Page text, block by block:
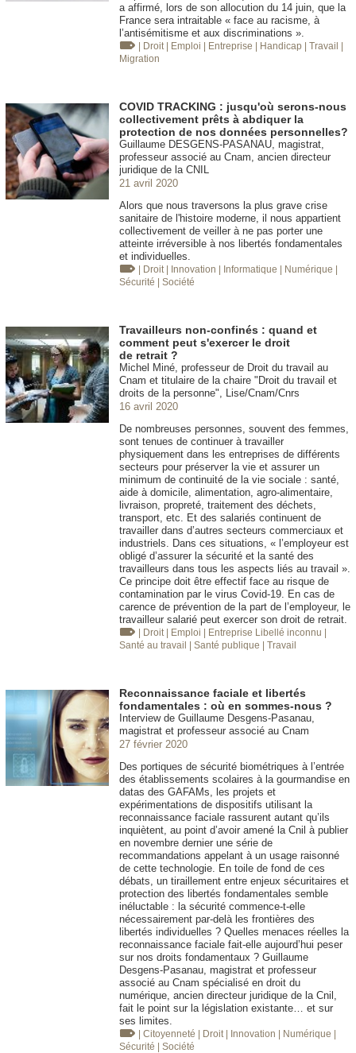
a affirmé, lors de son allocution du 14 juin, que la
France sera intraitable « face au racisme, à
l’antisémitisme et aux discriminations ».
| Droit | Emploi | Entreprise | Handicap | Travail |
Migration
COVID TRACKING : jusqu'où serons-nous
collectivement prêts à abdiquer la
protection de nos données personnelles?
Guillaume DESGENS-PASANAU, magistrat,
professeur associé au Cnam, ancien directeur
juridique de la CNIL
21 avril 2020
Alors que nous traversons la plus grave crise
sanitaire de l'histoire moderne, il nous appartient
collectivement de veiller à ne pas porter une
atteinte irréversible à nos libertés fondamentales
et individuelles.
| Droit | Innovation | Informatique | Numérique |
Sécurité | Société
Travailleurs non-confinés : quand et
comment peut s'exercer le droit
de retrait ?
Michel Miné, professeur de Droit du travail au
Cnam et titulaire de la chaire "Droit du travail et
droits de la personne", Lise/Cnam/Cnrs
16 avril 2020
De nombreuses personnes, souvent des femmes,
sont tenues de continuer à travailler
physiquement dans les entreprises de différents
secteurs pour préserver la vie et assurer un
minimum de continuité de la vie sociale : santé,
aide à domicile, alimentation, agro-alimentaire,
livraison, propreté, traitement des déchets,
transport, etc. Et des salariés continuent de
travailler dans d’autres secteurs commerciaux et
industriels. Dans ces situations, « l’employeur est
obligé d’assurer la sécurité et la santé des
travailleurs dans tous les aspects liés au travail ».
Ce principe doit être effectif face au risque de
contamination par le virus Covid-19. En cas de
carence de prévention de la part de l’employeur, le
travailleur salarié peut exercer son droit de retrait.
| Droit | Emploi | Entreprise Libellé inconnu |
Santé au travail | Santé publique | Travail
Reconnaissance faciale et libertés
fondamentales : où en sommes-nous ?
Interview de Guillaume Desgens-Pasanau,
magistrat et professeur associé au Cnam
27 février 2020
Des portiques de sécurité biométriques à l’entrée
des établissements scolaires à la gourmandise en
datas des GAFAMs, les projets et
expérimentations de dispositifs utilisant la
reconnaissance faciale rassurent autant qu’ils
inquiètent, au point d’avoir amené la Cnil à publier
en novembre dernier une série de
recommandations appelant à un usage raisonné
de cette technologie. En toile de fond de ces
débats, un tiraillement entre enjeux sécuritaires et
protection des libertés fondamentales semble
inéluctable : la sécurité commence-t-elle
nécessairement par-delà les frontières des
libertés individuelles ? Quelles menaces réelles la
reconnaissance faciale fait-elle aujourd’hui peser
sur nos droits fondamentaux ? Guillaume
Desgens-Pasanau, magistrat et professeur
associé au Cnam spécialisé en droit du
numérique, ancien directeur juridique de la Cnil,
fait le point sur la législation existante… et sur
ses limites.
| Citoyenneté | Droit | Innovation | Numérique |
Sécurité | Société